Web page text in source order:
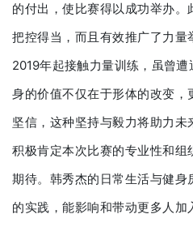
的付出，使比赛得以成功举办
把控得当，而且有效推广了力量
2019年起接触力量训练，虽曾
身的价值不仅在于形体的改变
坚信，这种坚持与毅力将助力
积极肯定本次比赛的专业性和
期待。韩秀杰的日常生活与健身
的实践，能影响和带动更多人